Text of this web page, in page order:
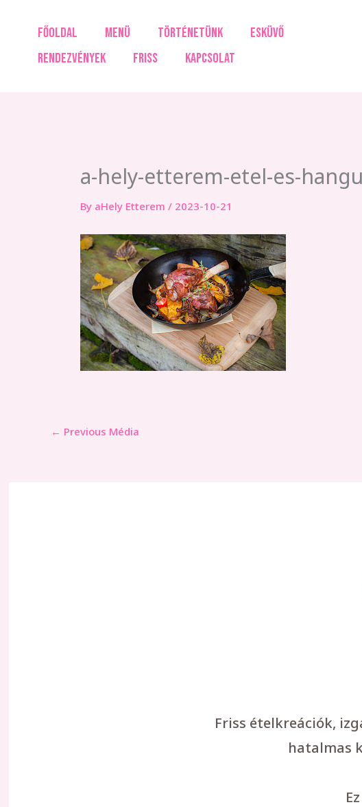
FŐOLDAL MENÜ TÖRTÉNETÜNK
ESKÜVŐ
RENDEZVÉNYEK
FRISS KAPCSOLAT
a-hely-etterem-etel-es-
By aHely Etterem / 2023-10-21
← Previous Média
Friss ételkreációk,
hatalmas